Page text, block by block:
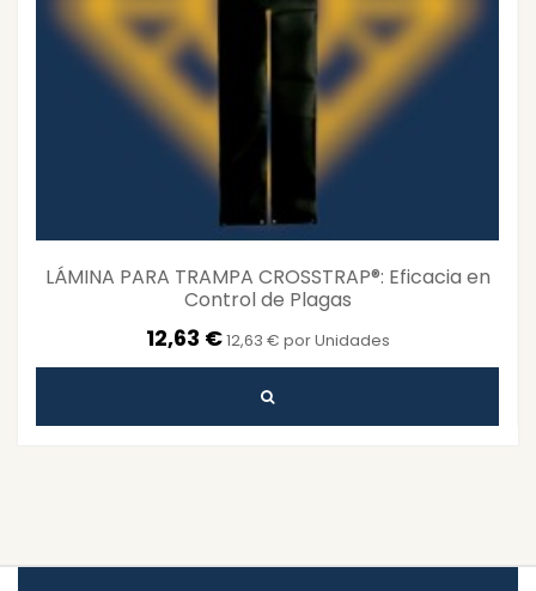
LÁMINA PARA TRAMPA CROSSTRAP®: Eficacia en
Control de Plagas
12,63 €12,63 € por Unidades